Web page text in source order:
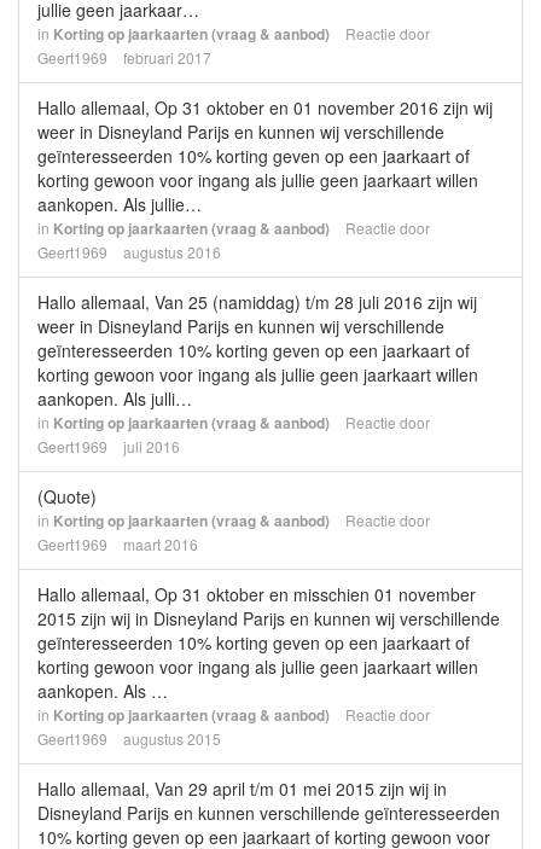
jullie geen jaarkaar…
in Korting op jaarkaarten (vraag & aanbod)
Reactie door
Geert1969
februari 2017
Hallo allemaal, Op 31 oktober en 01 november 2016 zijn wij
weer in Disneyland Parijs en kunnen wij verschillende
geïnteresseerden 10% korting geven op een jaarkaart of
korting gewoon voor ingang als jullie geen jaarkaart willen
aankopen. Als jullie…
in Korting op jaarkaarten (vraag & aanbod)
Reactie door
Geert1969
augustus 2016
Hallo allemaal, Van 25 (namiddag) t/m 28 juli 2016 zijn wij
weer in Disneyland Parijs en kunnen wij verschillende
geïnteresseerden 10% korting geven op een jaarkaart of
korting gewoon voor ingang als jullie geen jaarkaart willen
aankopen. Als julli…
in Korting op jaarkaarten (vraag & aanbod)
Reactie door
Geert1969
juli 2016
(Quote)
in Korting op jaarkaarten (vraag & aanbod)
Reactie door
Geert1969
maart 2016
Hallo allemaal, Op 31 oktober en misschien 01 november
2015 zijn wij in Disneyland Parijs en kunnen wij verschillende
geïnteresseerden 10% korting geven op een jaarkaart of
korting gewoon voor ingang als jullie geen jaarkaart willen
aankopen. Als …
in Korting op jaarkaarten (vraag & aanbod)
Reactie door
Geert1969
augustus 2015
Hallo allemaal, Van 29 april t/m 01 mei 2015 zijn wij in
Disneyland Parijs en kunnen verschillende geïnteresseerden
10% korting geven op een jaarkaart of korting gewoon voor